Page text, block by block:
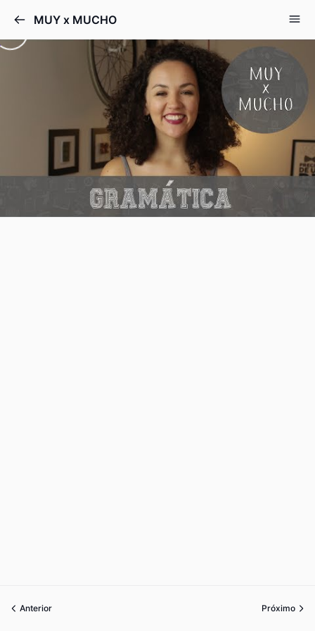
para
o
MUY x MUCHO
Anterior Próximo